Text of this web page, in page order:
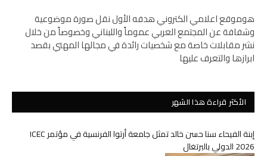
هوموقع اعلامي الكتروني هدفه الأول نقل صورة موضوعية
وشفافة عن المجتمع العربي عموماً واللبناني وخصوصاً من خلال
نشر مقابلات خاصة مع شخصيات رائدة في مجالها المهني بقصد
ابرازها والتعرف عليها
الأكثر قراءة هذا الشهر
إبنة الفيحاء سنا حسن خالد تمثل جامعة أرتوا الفرنسية في مؤتمر ICEC
2026 الدولي بالبرتغال